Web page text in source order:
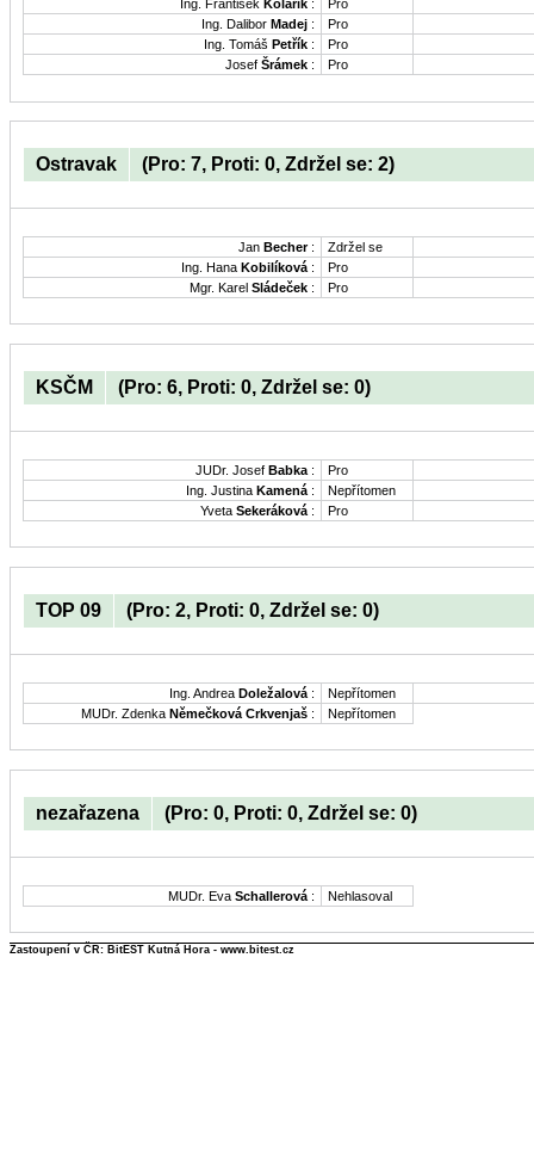
Ing. František Kolařík :
Pro
Ing. Dalibor Madej :
Pro
Ing. Tomáš Petřík :
Pro
Josef Šrámek : Pro
Ostravak (Pro: 7, Proti: 0, Zdržel se: 2)
Jan Becher:
Zdržel se
Ing. Hana Kobilíková :
Pro
Mgr. Karel Sládeček : Pro
KSČM (Pro: 6, Proti: 0, Zdržel se: 0)
JUDr. Josef Babka :
Pro
Ing. Justina Kamená :
Nepřítomen
Yveta Sekeráková : Pro
TOP 09 (Pro: 2, Proti: 0, Zdržel se: 0)
Ing. Andrea Doležalová :
Nepřítomen
MUDr. Zdenka Němečková Crkvenjaš : Nepřítomen
nezařazena (Pro: 0, Proti: 0, Zdržel se: 0)
MUDr. Eva Schallerová : Nehlasoval
Zastoupení v ČR: BitEST Kutná Hora - www.bitest.cz